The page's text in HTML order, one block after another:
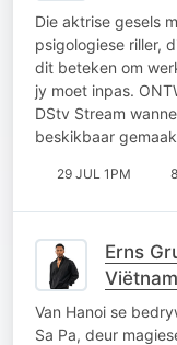
Die aktrise gesels
psigologiese riller,
dit beteken om
jy moet inpas.
DStv Stream
beskikbaar
29 JUL 1PM
Erns
Van Hanoi se
Sa Pa, deur